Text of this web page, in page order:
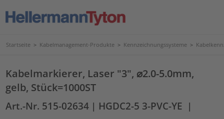
Startseite > Kabelmanagement-Produkte > Kennzeichnungssysteme >
Kabelmarkierer, Laser "3", ⌀2.0-5.0mm,
gelb, Stück=1000ST
Art.-Nr. 515-02634 | HGDC2-5 3-PVC-YE |